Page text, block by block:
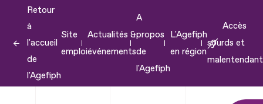
contenu
Retour
à
l'accueil
de
l'Agefiph
Site
emploi
Actualités &
événements
A
propos
de
l'Agefiph
L'Agefiph
en région
Accès
sourds et